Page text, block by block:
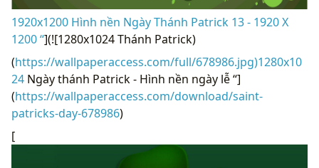
1920x1200 Hình nền Ngày Thánh Patrick 13 - 1920 X
1200 “](![1280x1024 Thánh Patrick)
(https://wallpaperaccess.com/full/678986.jpg)1280x10
24 Ngày thánh Patrick - Hình nền ngày lễ “]
(https://wallpaperaccess.com/download/saint-
patricks-day-678986)
[